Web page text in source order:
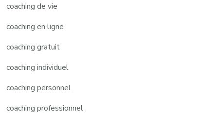
coaching de vie
coaching en ligne
coaching gratuit
coaching individuel
coaching personnel
coaching professionnel